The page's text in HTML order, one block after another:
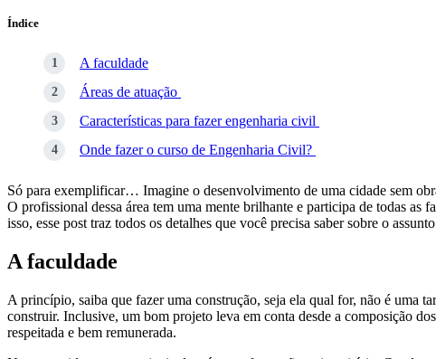
Índice
A faculdade
Áreas de atuação
Características para fazer engenharia civil
Onde fazer o curso de Engenharia Civil?
Só para exemplificar… Imagine o desenvolvimento de uma cidade sem
O profissional dessa área tem uma mente brilhante e participa de todas
isso, esse post traz todos os detalhes que você precisa saber sobre o
A faculdade
A princípio, saiba que fazer uma construção, seja ela qual for, não é uma
construir. Inclusive, um bom projeto leva em conta desde a composição
respeitada e bem remunerada.